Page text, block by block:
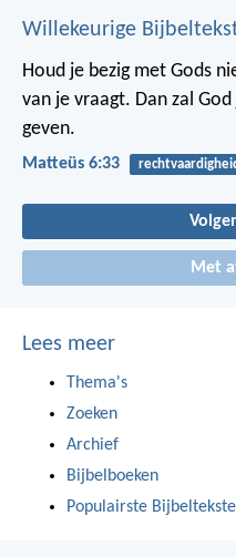
Willekeurige
Houd je bezig met Gods
van je vraagt. Dan zal
geven.
Matteüs 6:33
Met
Lees meer
Thema's
Zoeken
Archief
Bijbelboeken
Populairste